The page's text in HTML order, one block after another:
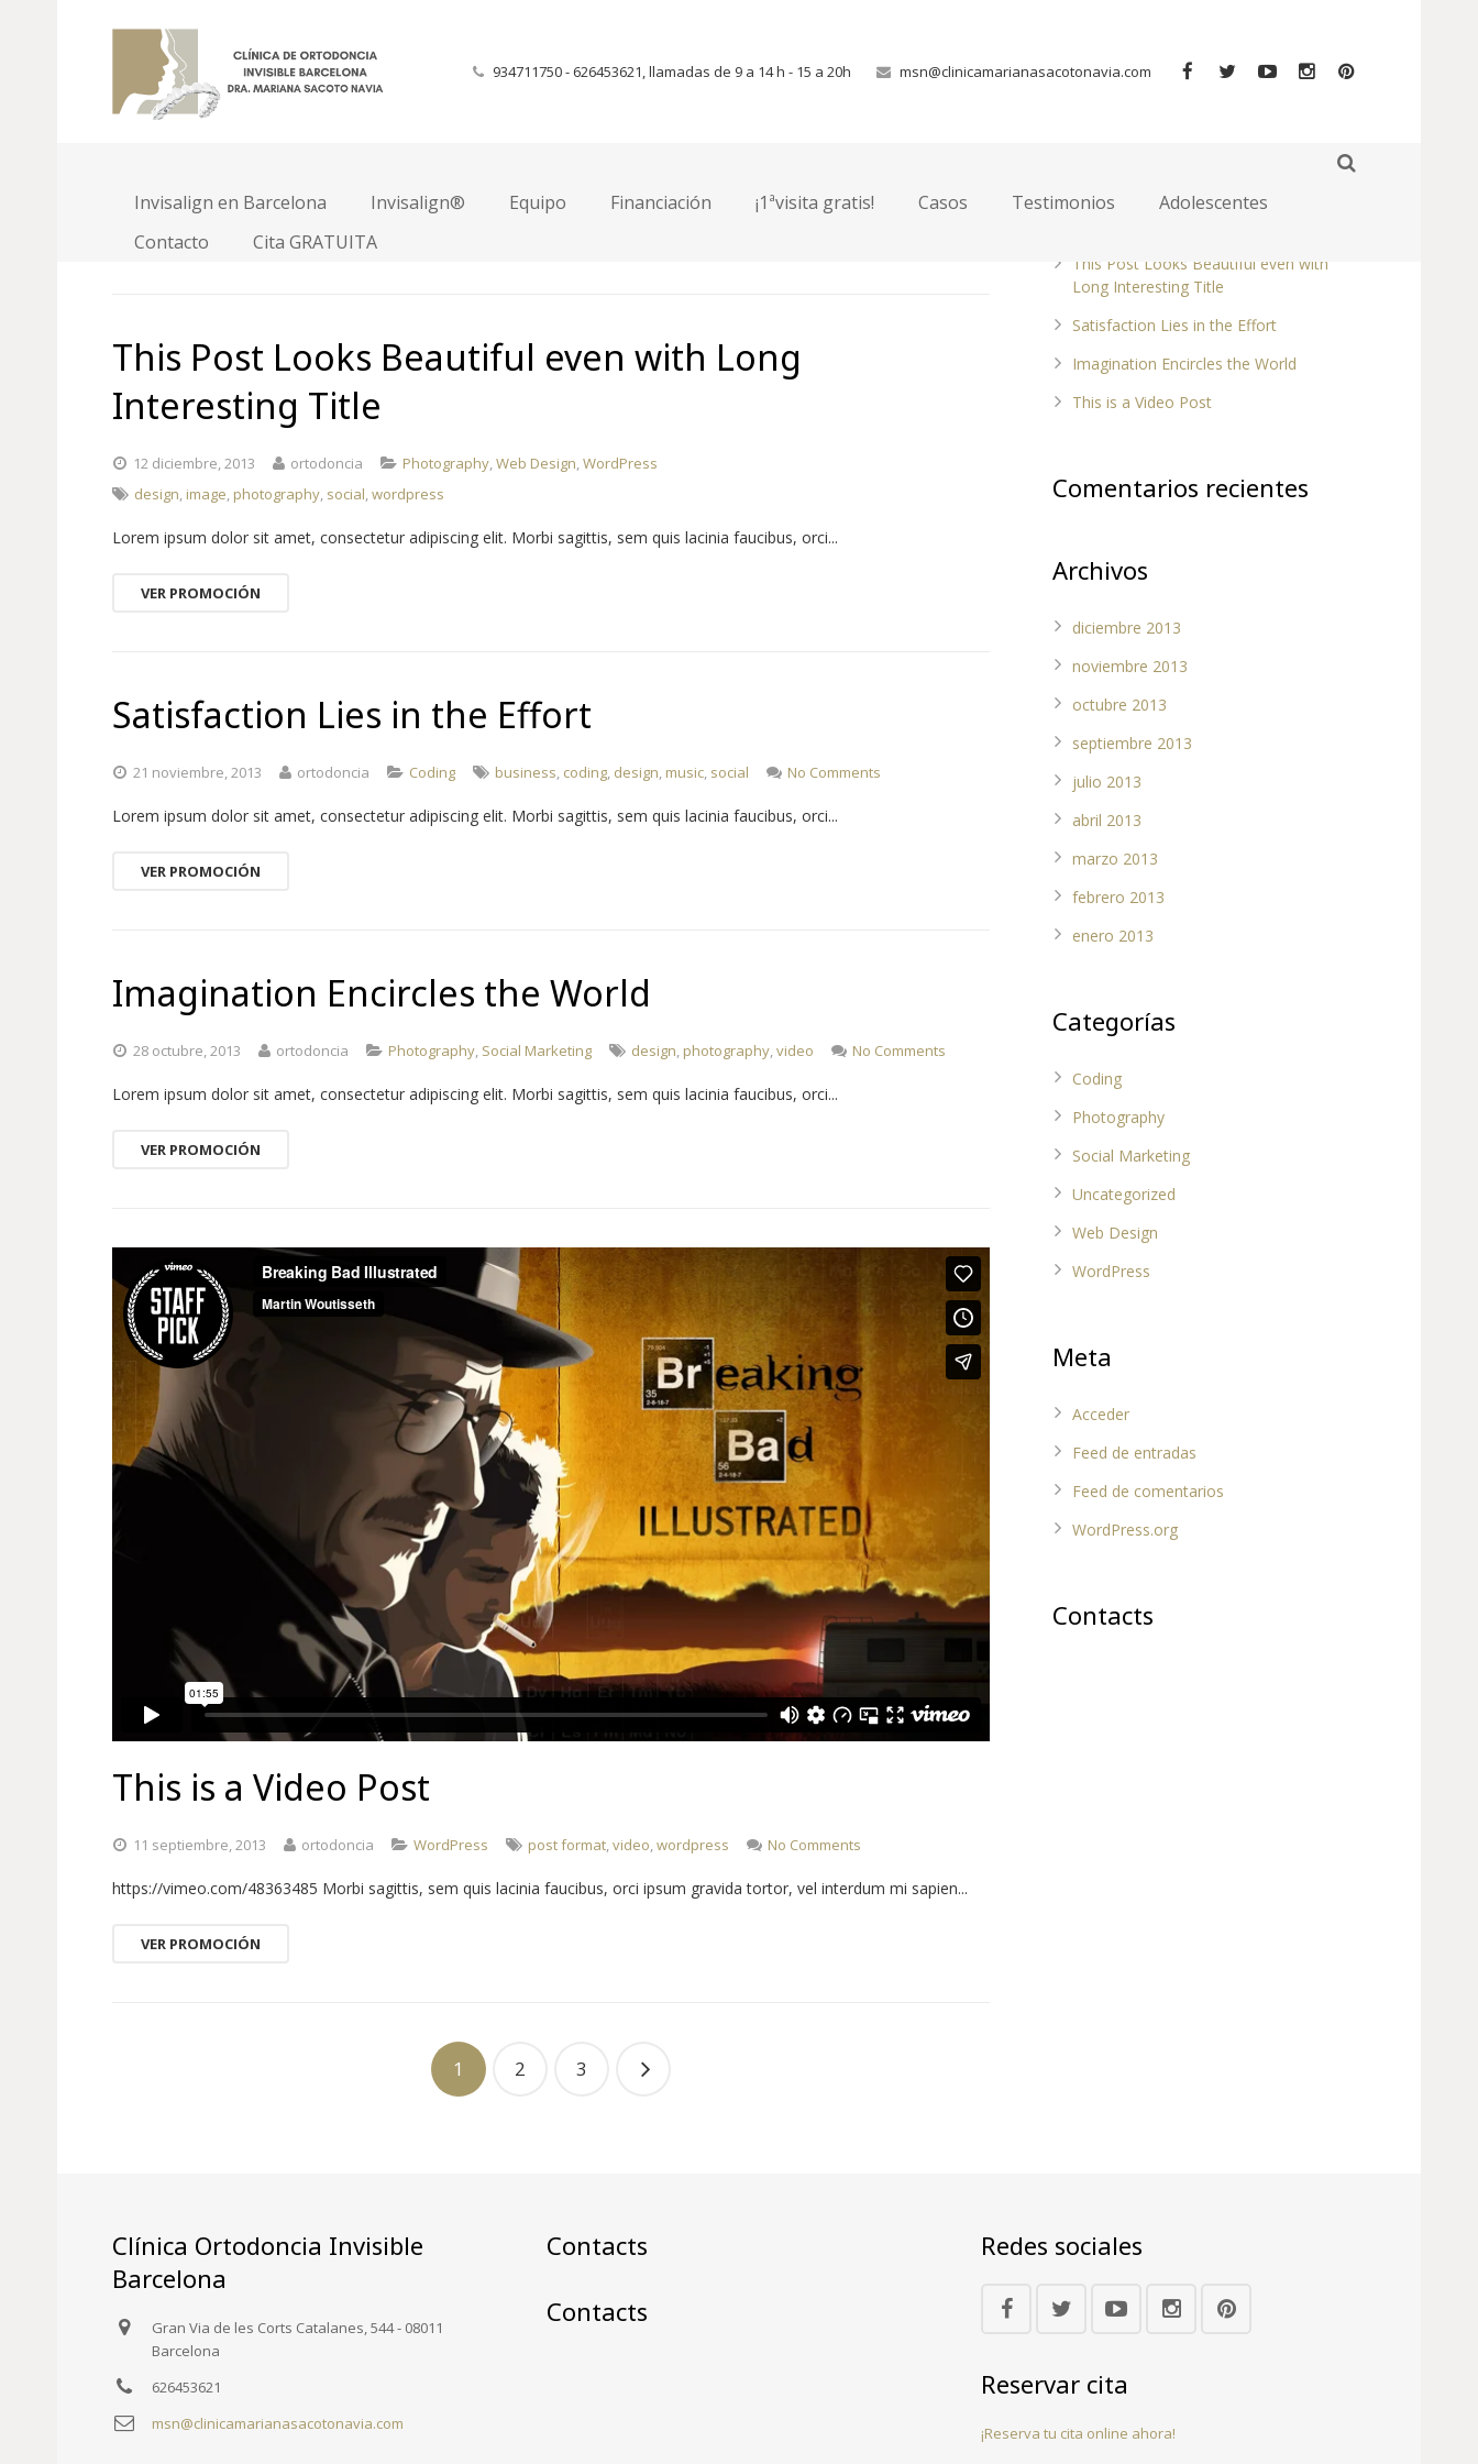
934711750 - 626453621, llamadas de 9 a 14 h - 15 a 20h msn@clinicamarianasacotonavia.com
Invisalign en Barcelona Invisalign® Equipo Financiación ¡1ªvisita gratis! Casos Testimonios
Adolescentes
Contacto
Cita GRATUITA
Markup: HTML Tags and Formatting
VER PROMOCIÓN
This Post Looks Beautiful even with Long
Interesting Title
12 diciembre, 2013 ortodoncia Photography,Web Design,WordPress
design, image, photography, social,wordpress
Lorem ipsum dolor sit amet, consectetur adipiscing elit. Morbi sagittis, sem quis lacinia faucibus, orci...
VER PROMOCIÓN
Satisfaction Lies in the Effort
21 noviembre, 2013 ortodoncia Coding business, coding, design, music, social No Comments
Lorem ipsum dolor sit amet, consectetur adipiscing elit. Morbi sagittis, sem quis lacinia faucibus, orci...
VER PROMOCIÓN
Imagination Encircles the World
28 octubre, 2013 ortodoncia Photography, Social Marketing design, photography,video No Comments
Lorem ipsum dolor sit amet, consectetur adipiscing elit. Morbi sagittis, sem quis lacinia faucibus, orci...
VER PROMOCIÓN
This is a Video Post
11 septiembre, 2013 ortodoncia WordPress post format,video,wordpress No Comments
https://vimeo.com/48363485 Morbi sagittis, sem quis lacinia faucibus, orci ipsum gravida tortor, vel interdum mi sapien...
VER PROMOCIÓN
1 2 3
This Post Looks Beautiful even with
Long Interesting Title
Satisfaction Lies in the Effort
Imagination Encircles the World
This is a Video Post
Comentarios recientes
Archivos
diciembre 2013
noviembre 2013
octubre 2013
septiembre 2013
julio 2013
abril 2013
marzo 2013
febrero 2013
enero 2013
Categorías
Coding
Photography
Social Marketing
Uncategorized
Web Design
WordPress
Meta
Acceder
Feed de entradas
Feed de comentarios
WordPress.org
Contacts
Clínica Ortodoncia Invisible
Barcelona
Gran Via de les Corts Catalanes, 544 - 08011
Barcelona
626453621
msn@clinicamarianasacotonavia.com
Contacts
Contacts
Redes sociales
Reservar cita
¡Reserva tu cita online ahora!